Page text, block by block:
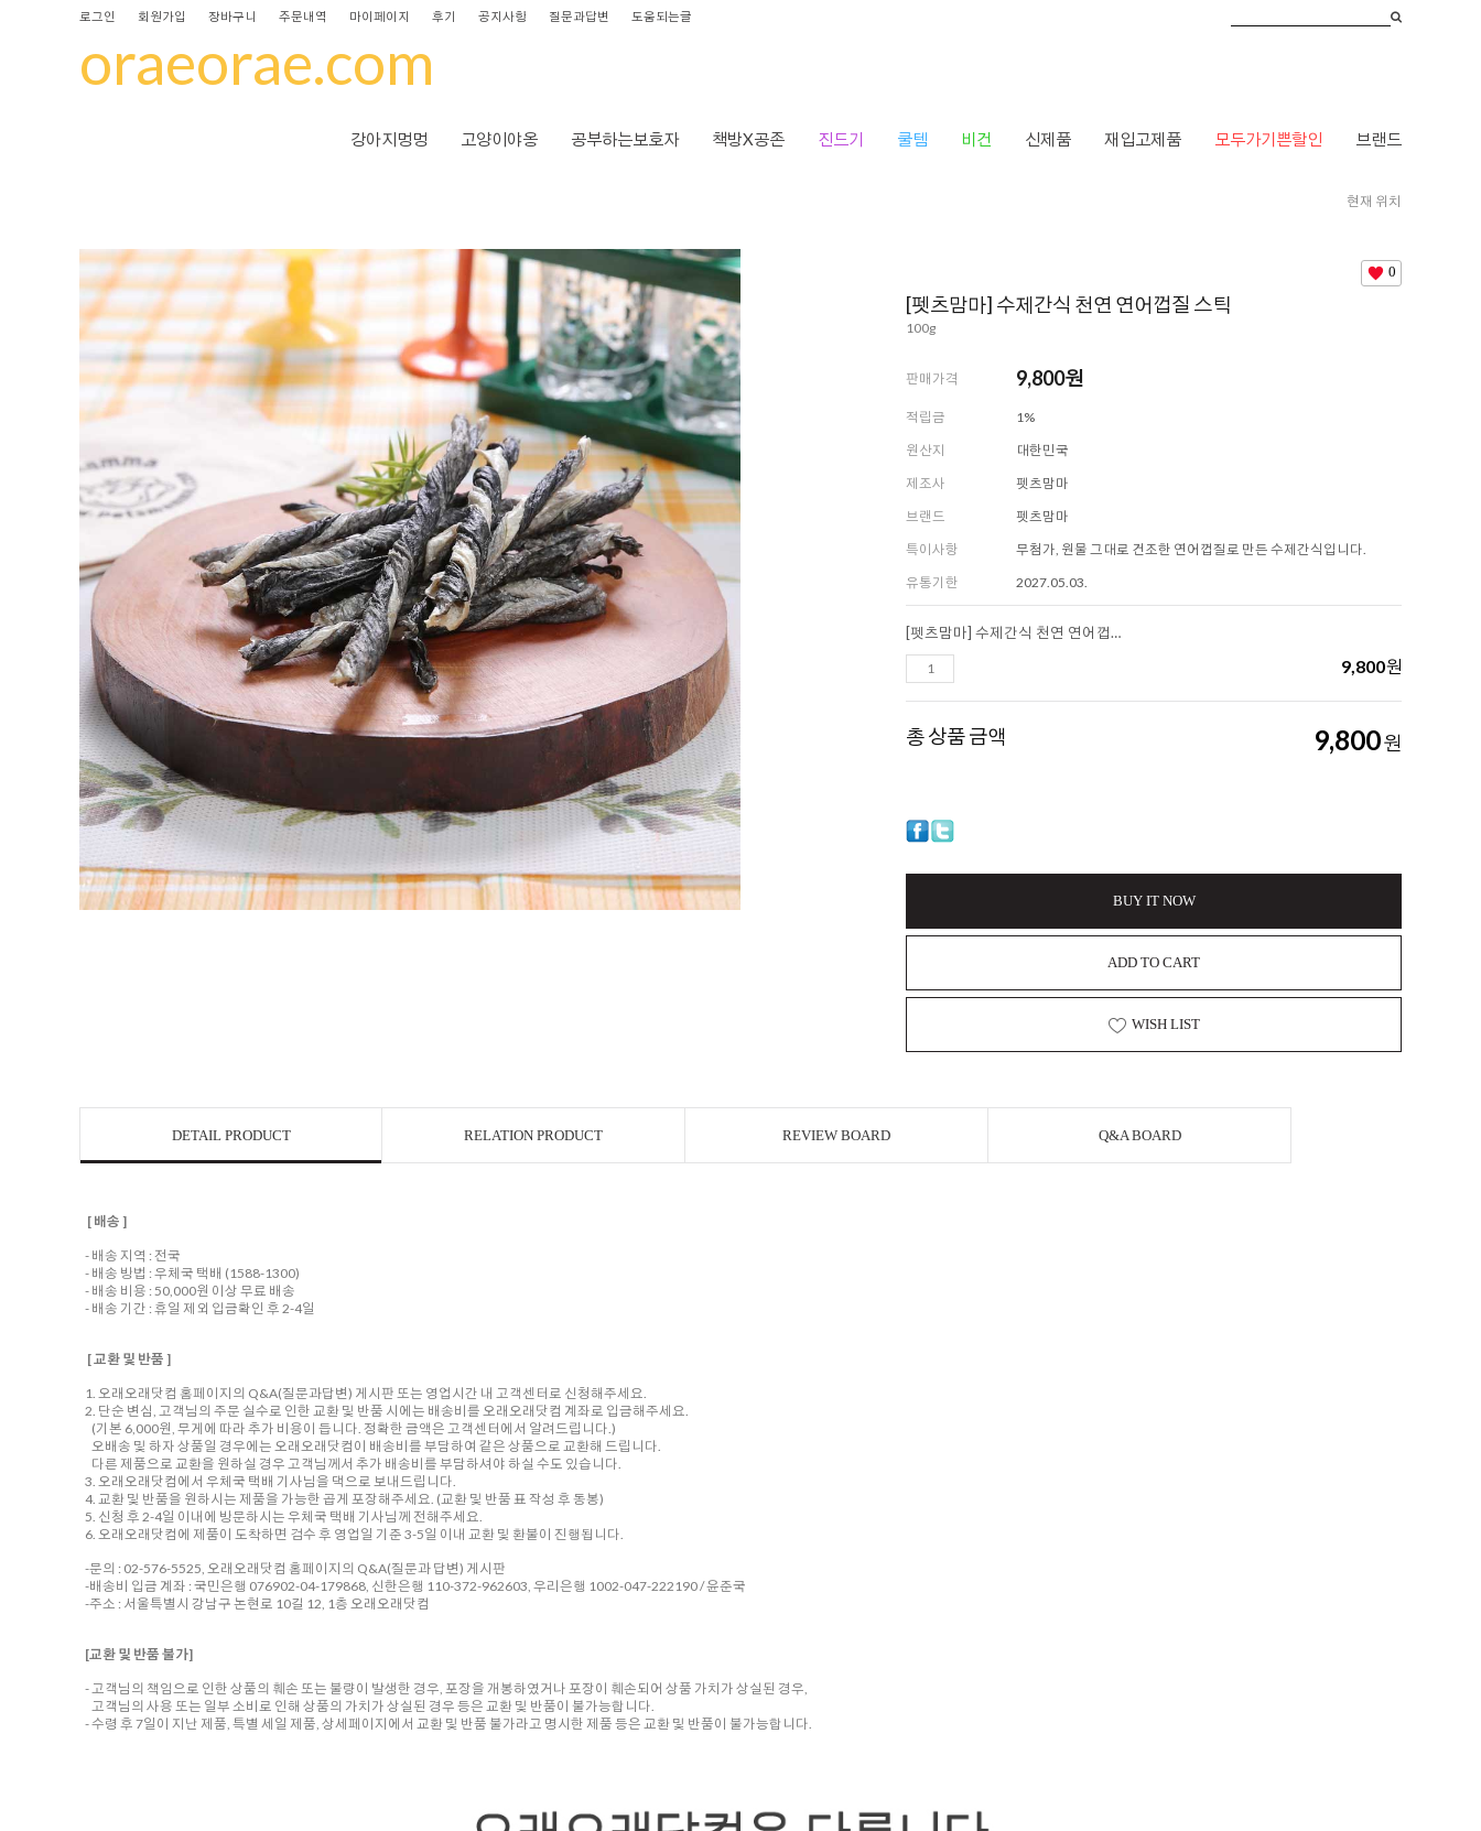
로그인 회원가입 장바구니 주문내역 마이페이지 후기 공지사항 질문과답변 도움되는글
oraeorae.com
강아지멍멍 고양이야옹 공부하는보호자 책방X공존 진드기 쿨템 비건 신제품 재입고제품 모두가기쁜할인 브랜드
현재 위치
0
[펫츠맘마] 수제간식 천연 연어껍질 스틱
100g
판매가격 9,800원
적립금
1%
원산지
대한민국
제조사
펫츠맘마
브랜드
펫츠맘마
특이사항
무첨가, 원물 그대로 건조한 연어껍질로 만든 수제간식입니다.
유통기한
2027.05.03.
[펫츠맘마] 수제간식 천연 연어껍질 스틱
9,800원
총 상품 금액 9,800원
BUY IT NOW
ADD TO CART
WISH LIST
DETAIL PRODUCT RELATION PRODUCT REVIEW BOARD Q&A BOARD
[ 배송 ]
- 배송 지역 : 전국
- 배송 방법 : 우체국 택배 (1588-1300)
- 배송 비용 : 50,000원 이상 무료 배송
- 배송 기간 : 휴일 제외 입금확인 후 2-4일
[ 교환 및 반품 ]
1. 오래오래닷컴 홈페이지의 Q&A(질문과답변) 게시판 또는 영업시간 내 고객센터로 신청해주세요.
2. 단순 변심, 고객님의 주문 실수로 인한 교환 및 반품 시에는 배송비를 오래오래닷컴 계좌로 입금해주세요.
(기본 6,000원, 무게에 따라 추가 비용이 듭니다. 정확한 금액은 고객센터에서 알려드립니다.)
오배송 및 하자 상품일 경우에는 오래오래닷컴이 배송비를 부담하여 같은 상품으로 교환해 드립니다.
다른 제품으로 교환을 원하실 경우 고객님께서 추가 배송비를 부담하셔야 하실 수도 있습니다.
3. 오래오래닷컴에서 우체국 택배 기사님을 댁으로 보내드립니다.
4. 교환 및 반품을 원하시는 제품을 가능한 곱게 포장해주세요. (교환 및 반품 표 작성 후 동봉)
5. 신청 후 2-4일 이내에 방문하시는 우체국 택배 기사님께 전해주세요.
6. 오래오래닷컴에 제품이 도착하면 검수 후 영업일 기준 3-5일 이내 교환 및 환불이 진행됩니다.
-문의 : 02-576-5525, 오래오래닷컴 홈페이지의 Q&A(질문과 답변) 게시판
-배송비 입금 계좌 : 국민은행 076902-04-179868, 신한은행 110-372-962603, 우리은행 1002-047-222190 / 윤준국
-주소 : 서울특별시 강남구 논현로 10길 12, 1층 오래오래닷컴
[교환 및 반품 불가]
- 고객님의 책임으로 인한 상품의 훼손 또는 불량이 발생한 경우, 포장을 개봉하였거나 포장이 훼손되어 상품 가치가 상실된 경우,
고객님의 사용 또는 일부 소비로 인해 상품의 가치가 상실된 경우 등은 교환 및 반품이 불가능합니다.
- 수령 후 7일이 지난 제품, 특별 세일 제품, 상세페이지에서 교환 및 반품 불가라고 명시한 제품 등은 교환 및 반품이 불가능합니다.